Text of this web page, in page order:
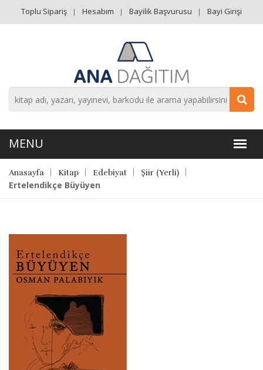
Toplu Sipariş Hesabım Bayilik Başvurusu Bayi Girişi
Anasayfa Kitap Edebiyat Şiir (Yerli)
Ertelendikçe Büyüyen